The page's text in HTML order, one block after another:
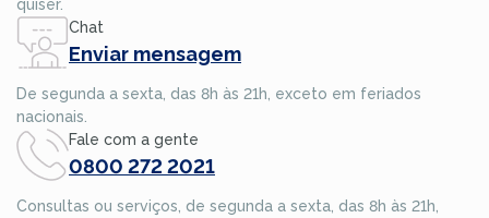
quiser.
Chat
Enviar mensagem
De segunda a sexta, das 8h às 21h, exceto em feriados
nacionais.
Fale com a gente
0800 272 2021
Consultas ou serviços, de segunda a sexta, das 8h às 21h,